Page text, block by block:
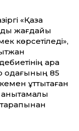
«Қазақ
жағдайы
көрсетіледі»,
қара
одағының 85
құттықтаған
тарапынан